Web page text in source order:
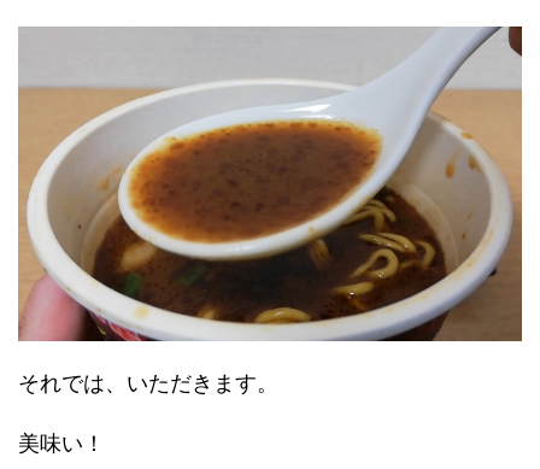
それでは、いただきます。
美味い！